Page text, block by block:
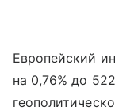
Европейский
на 0,76% до